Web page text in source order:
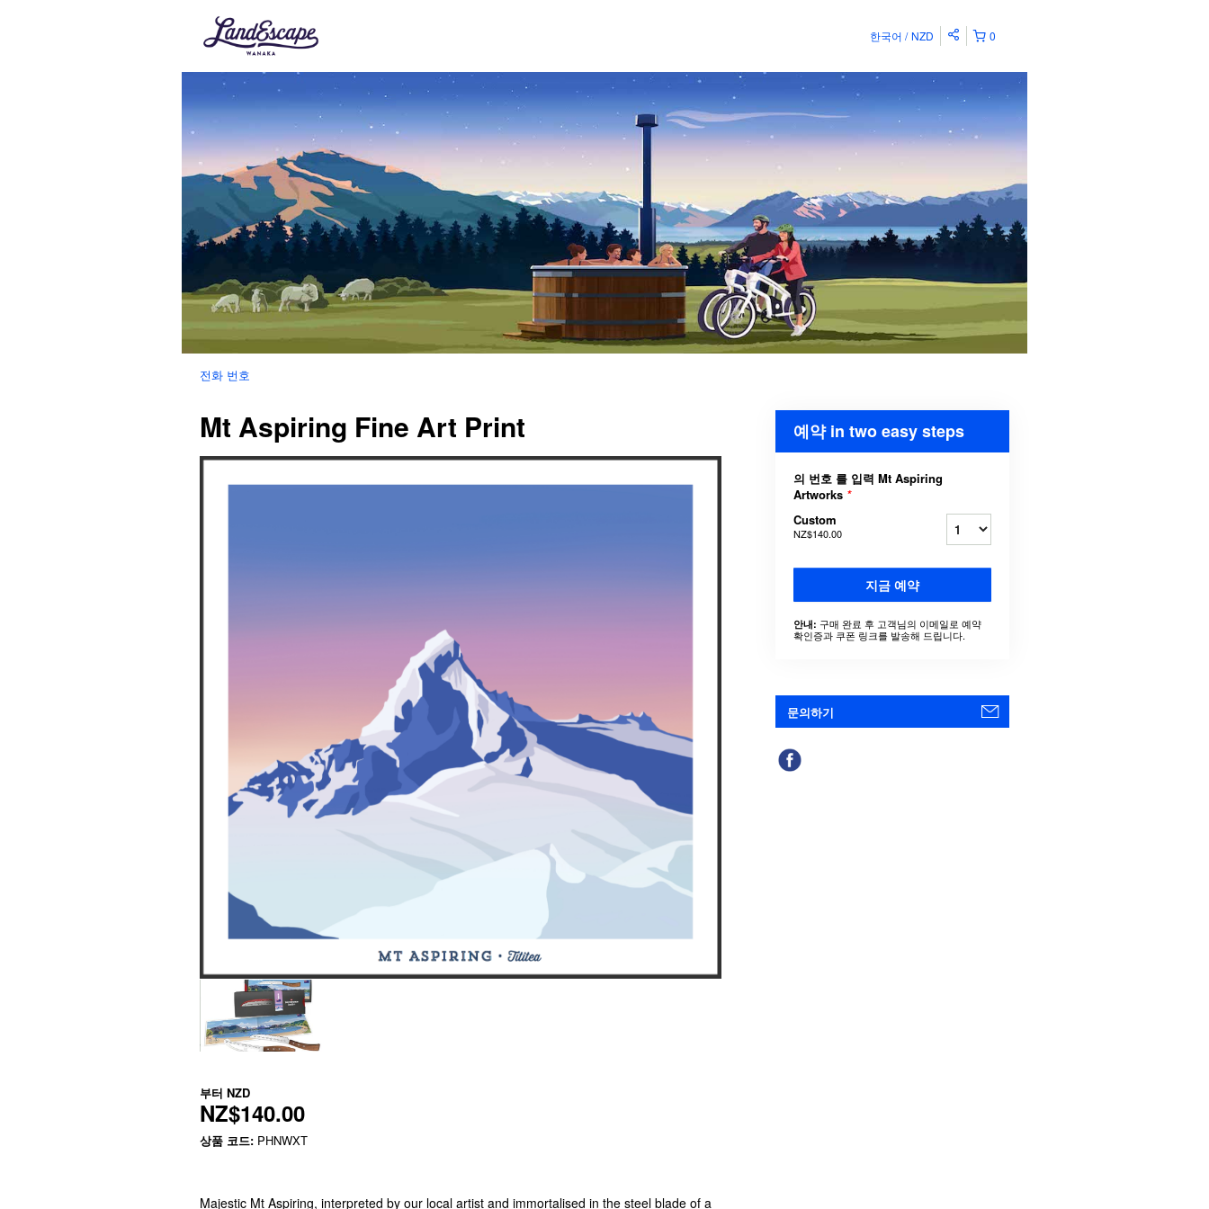
0
한국어 NZD
전화 번호
Mt Aspiring Fine Art Print
부터 NZD
NZ$140.00
상품 코드: PHNWXT
Majestic Mt Aspiring, interpreted by our local artist and immortalised in the steel blade of a
예약 in two easy steps
의 번호 를 입력 Mt Aspiring
Artworks *
Custom
NZ$140.00
지금 예약
안내: 구매 완료 후 고객님의 이메일로 예약
확인증과 쿠폰 링크를 발송해 드립니다.
문의하기